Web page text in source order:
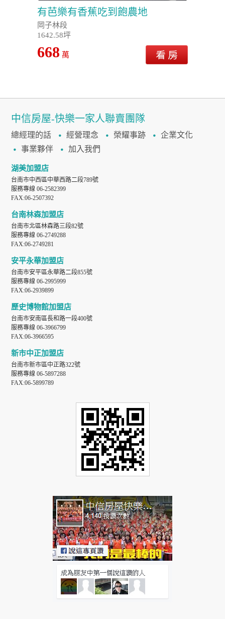
有芭樂有香蕉吃到飽農地
岡子林段
1642.58坪
668 萬
中信房屋-快樂一家人聯賣團隊
總經理的話 經營理念 榮耀事跡
企業文化
事業夥伴
加入我們
湖美加盟店
台南市中西區中華西路二段789號
服務專線 06-2582399
FAX:06-2507392
台南林森加盟店
台南市北區林森路三段82號
服務專線 06-2749288
FAX:06-2749281
安平永華加盟店
台南市安平區永華路二段855號
服務專線 06-2995999
FAX:06-2939899
歷史博物館加盟店
台南市安南區長和路一段400號
服務專線 06-3966799
FAX:06-3966595
新市中正加盟店
台南市新市區中正路322號
服務專線 06-5897288
FAX:06-5899789